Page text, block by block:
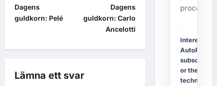
o
a
Dagens
guldkorn: Pelé
Dagens
guldkorn: Carlo
Ancelotti
Lämna ett svar
process.
Interested
AutoPost, a
or the
technology